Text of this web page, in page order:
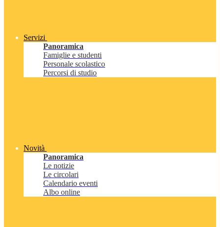
Servizi
Panoramica
Famiglie e studenti
Personale scolastico
Percorsi di studio
Novità
Panoramica
Le notizie
Le circolari
Calendario eventi
Albo online